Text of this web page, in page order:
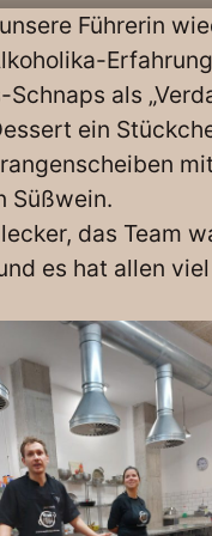
Führerin
als
ein
Süßwein.
das Team
es hat allen